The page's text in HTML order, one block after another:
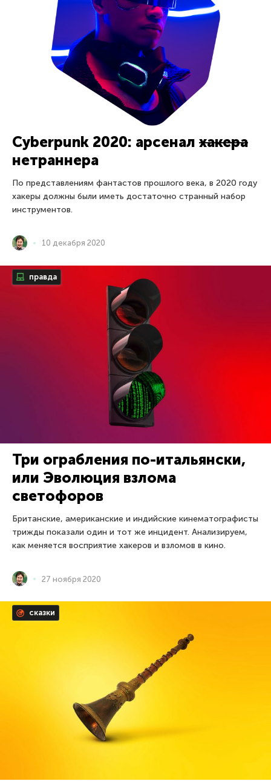
Cyberpunk 2020: арсенал хакера
нетраннера
По представлениям фантастов прошлого века, в 2020 году
хакеры должны были иметь достаточно странный набор
инструментов.
10 декабря 2020
правда
Три ограбления по-итальянски,
или Эволюция взлома
светофоров
Британские, американские и индийские кинематографисты
трижды показали один и тот же инцидент. Анализируем,
как меняется восприятие хакеров и взломов в кино.
27 ноября 2020
сказки